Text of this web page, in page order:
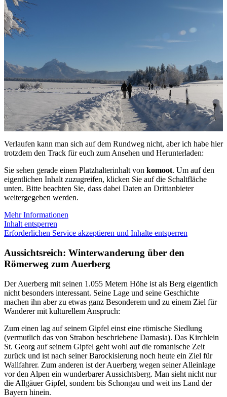
Verlaufen kann man sich auf dem Rundweg nicht, aber ich habe hier
trotzdem den Track für euch zum Ansehen und Herunterladen:
Sie sehen gerade einen Platzhalterinhalt von komoot. Um auf den
eigentlichen Inhalt zuzugreifen, klicken Sie auf die Schaltfläche
unten. Bitte beachten Sie, dass dabei Daten an Drittanbieter
weitergegeben werden.
Mehr Informationen
Inhalt entsperren
Erforderlichen Service akzeptieren und Inhalte entsperren
Aussichtsreich: Winterwanderung über den
Römerweg zum Auerberg
Der Auerberg mit seinen 1.055 Metern Höhe ist als Berg eigentlich
nicht besonders interessant. Seine Lage und seine Geschichte
machen ihn aber zu etwas ganz Besonderem und zu einem Ziel für
Wanderer mit kulturellem Anspruch:
Zum einen lag auf seinem Gipfel einst eine römische Siedlung
(vermutlich das von Strabon beschriebene Damasia). Das Kirchlein
St. Georg auf seinem Gipfel geht wohl auf die romanische Zeit
zurück und ist nach seiner Barockisierung noch heute ein Ziel für
Wallfahrer. Zum anderen ist der Auerberg wegen seiner Alleinlage
vor den Alpen ein wunderbarer Aussichtsberg. Man sieht nicht nur
die Allgäuer Gipfel, sondern bis Schongau und weit ins Land der
Bayern hinein.